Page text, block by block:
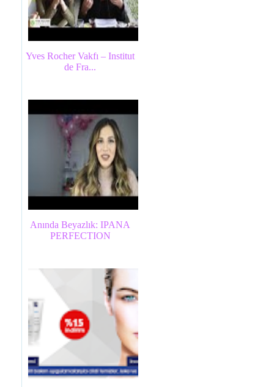
Yves Rocher Vakfı – Institut
de Fra...
Anında Beyazlık: IPANA
PERFECTION